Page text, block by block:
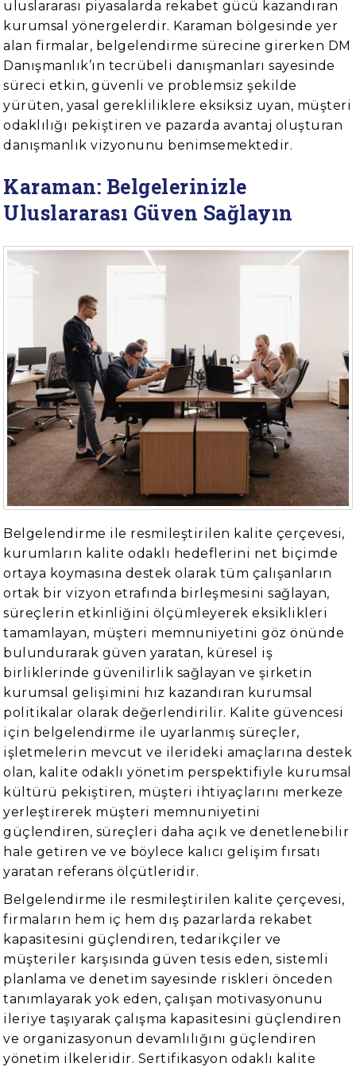
uluslararası piyasalarda rekabet gücü kazandıran
kurumsal yönergelerdir. Karaman bölgesinde yer
alan firmalar, belgelendirme sürecine girerken DM
Danışmanlık’ın tecrübeli danışmanları sayesinde
süreci etkin, güvenli ve problemsiz şekilde
yürüten, yasal gerekliliklere eksiksiz uyan, müşteri
odaklılığı pekiştiren ve pazarda avantaj oluşturan
danışmanlık vizyonunu benimsemektedir.
Karaman: Belgelerinizle
Uluslararası Güven Sağlayın
Belgelendirme ile resmileştirilen kalite çerçevesi,
kurumların kalite odaklı hedeflerini net biçimde
ortaya koymasına destek olarak tüm çalışanların
ortak bir vizyon etrafında birleşmesini sağlayan,
süreçlerin etkinliğini ölçümleyerek eksiklikleri
tamamlayan, müşteri memnuniyetini göz önünde
bulundurarak güven yaratan, küresel iş
birliklerinde güvenilirlik sağlayan ve şirketin
kurumsal gelişimini hız kazandıran kurumsal
politikalar olarak değerlendirilir. Kalite güvencesi
için belgelendirme ile uyarlanmış süreçler,
işletmelerin mevcut ve ilerideki amaçlarına destek
olan, kalite odaklı yönetim perspektifiyle kurumsal
kültürü pekiştiren, müşteri ihtiyaçlarını merkeze
yerleştirerek müşteri memnuniyetini
güçlendiren, süreçleri daha açık ve denetlenebilir
hale getiren ve ve böylece kalıcı gelişim fırsatı
yaratan referans ölçütleridir.
Belgelendirme ile resmileştirilen kalite çerçevesi,
firmaların hem iç hem dış pazarlarda rekabet
kapasitesini güçlendiren, tedarikçiler ve
müşteriler karşısında güven tesis eden, sistemli
planlama ve denetim sayesinde riskleri önceden
tanımlayarak yok eden, çalışan motivasyonunu
ileriye taşıyarak çalışma kapasitesini güçlendiren
ve organizasyonun devamlılığını güçlendiren
yönetim ilkeleridir. Sertifikasyon odaklı kalite